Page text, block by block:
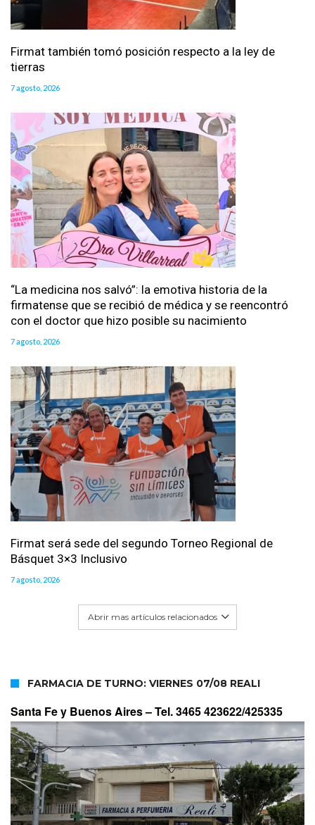
Firmat también tomó posición respecto a la ley de
tierras
7 agosto, 2026
“La medicina nos salvó”: la emotiva historia de la
firmatense que se recibió de médica y se reencontró
con el doctor que hizo posible su nacimiento
7 agosto, 2026
Firmat será sede del segundo Torneo Regional de
Básquet 3×3 Inclusivo
7 agosto, 2026
Abrir mas artículos relacionados
FARMACIA DE TURNO: VIERNES 07/08 REALI
Santa Fe y Buenos Aires –Tel. 3465 423622/425335